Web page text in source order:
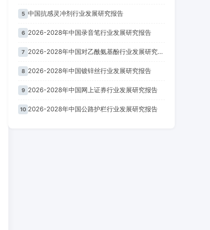
5 中国抗感灵冲剂行业发展研究报告
6 2026-2028年中国录音笔行业发展研究报告
7 2026-2028年中国对乙酰氨基酚行业发展研究报告
8 2026-2028年中国镀锌丝行业发展研究报告
9 2026-2028年中国网上证券行业发展研究报告
10 2026-2028年中国公路护栏行业发展研究报告